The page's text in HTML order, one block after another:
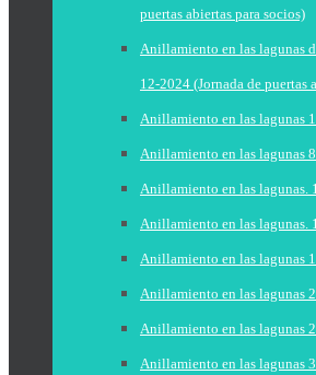
puertas abiertas para socios)
Anillamiento en las lagunas
12-2024 (Jornada de puertas
Anillamiento en las lagunas
Anillamiento en las lagunas
Anillamiento en las lagunas.
Anillamiento en las lagunas.
Anillamiento en las lagunas
Anillamiento en las lagunas
Anillamiento en las lagunas
Anillamiento en las lagunas